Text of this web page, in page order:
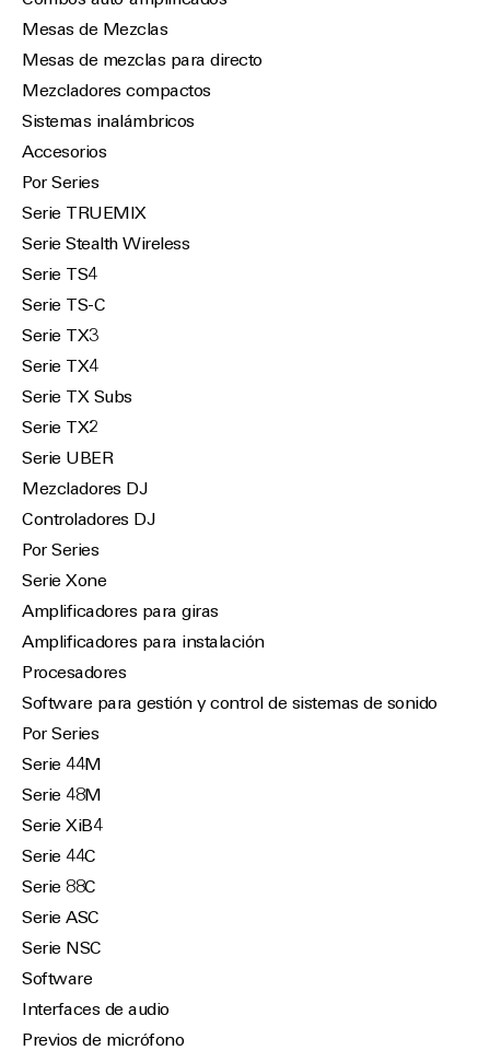
Mesas de Mezclas
Mesas de mezclas para directo
Mezcladores compactos
Sistemas inalámbricos
Accesorios
Por Series
Serie TRUEMIX
Serie Stealth Wireless
Serie TS4
Serie TS-C
Serie TX3
Serie TX4
Serie TX Subs
Serie TX2
Serie UBER
Mezcladores DJ
Controladores DJ
Por Series
Serie Xone
Amplificadores para giras
Amplificadores para instalación
Procesadores
Software para gestión y control de sistemas de sonido
Por Series
Serie 44M
Serie 48M
Serie XiB4
Serie 44C
Serie 88C
Serie ASC
Serie NSC
Software
Interfaces de audio
Previos de micrófono